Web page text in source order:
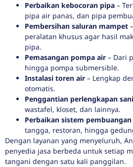
Perbaikan kebocoran pipa –
pipa air panas, dan pipa
Pembersihan saluran mampet
peralatan khusus agar hasil
pipa.
Pemasangan pompa air – Dari
hingga pompa submersible.
Instalasi toren air – Lengkap
otomatis.
Penggantian perlengkapan
wastafel, kloset, dan lainnya.
Perbaikan sistem
tangga, restoran, hingga
Dengan layanan yang menyeluruh,
penyedia jasa berbeda untuk setiap
tangani dengan satu kali panggilan.